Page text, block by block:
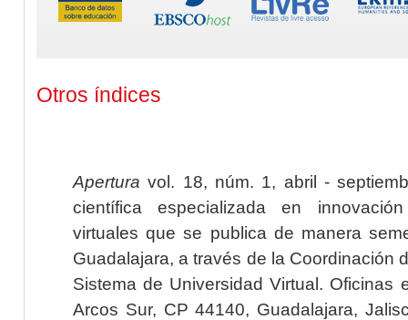
Otros índices
Apertura vol. 18, núm. 1, abril -
científica especializada en
virtuales que se publica de manera
Guadalajara, a través de la Coordinación
Sistema de Universidad Virtual. Oficinas
Arcos Sur, CP 44140, Guadalajara,